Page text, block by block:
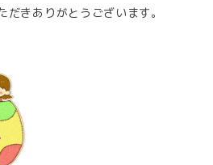
きありがとうございます。